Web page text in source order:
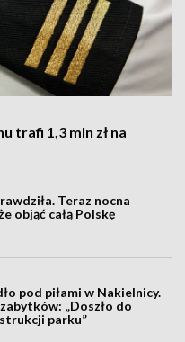
trafi 1,3 mln zł na
Teraz nocna
objąć całą Polskę
pod piłami w Nakielnicy.
„Doszło do
parku”